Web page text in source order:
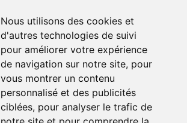
Nous utilisons des cookies et
d'autres technologies de suivi
pour améliorer votre expérience
de navigation sur notre site, pour
vous montrer un contenu
personnalisé et des publicités
ciblées, pour analyser le trafic de
Suivez-nous
Paiement
Simple, rapide et 100% sécurisé